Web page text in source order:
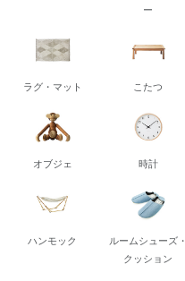
ー
ラグ・マット こたつ
オブジェ 時計
ハンモック
ルームシューズ・
クッション